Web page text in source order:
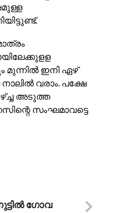
മുന്നില്‍ ഇനി ഏഴ്
വരാം. പക്ഷേ
അടുത്ത
സംഘമാവട്ടെ
ഗോവ